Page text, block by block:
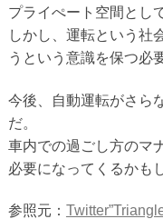
プライぺート空間とし
しかし、運転という社
うという意識を保つ必
今後、自動運転がさら
だ。
車内での過ごし方のマ
必要になってくるかも
参照元：